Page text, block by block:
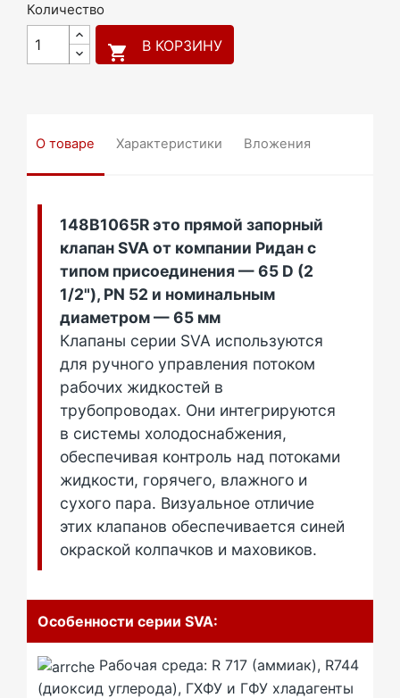
Количество
 В КОРЗИНУ
О товаре Характеристики Вложения
148B1065R это прямой запорный
клапан SVA от компании Ридан с
типом присоединения — 65 D (2
1/2"), PN 52 и номинальным
диаметром — 65 мм
Клапаны серии SVA используются
для ручного управления потоком
рабочих жидкостей в
трубопроводах. Они интегрируются
в системы холодоснабжения,
обеспечивая контроль над потоками
жидкости, горячего, влажного и
сухого пара. Визуальное отличие
этих клапанов обеспечивается синей
окраской колпачков и маховиков.
Особенности серии SVA:
Рабочая среда: R 717 (аммиак), R744
(диоксид углерода), ГХФУ и ГФУ хладагенты